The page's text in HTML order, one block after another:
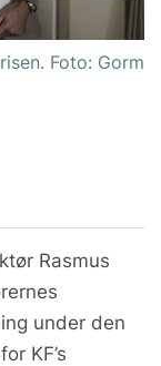
Foto: Gorm
Rasmus
under den
KF’s